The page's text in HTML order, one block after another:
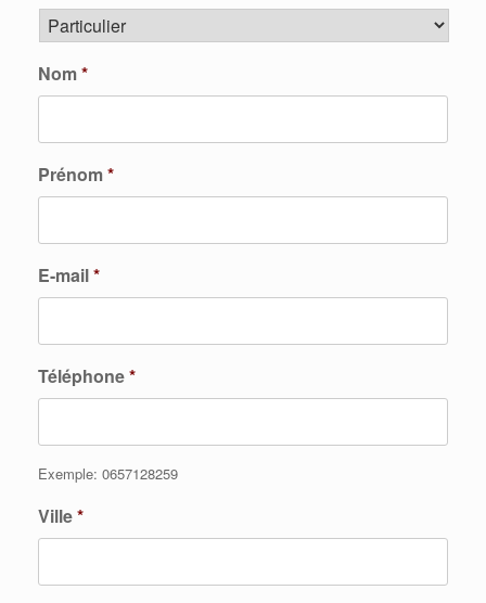
Nom*
Prénom*
E-mail*
Téléphone*
Exemple: 0657128259
Ville*